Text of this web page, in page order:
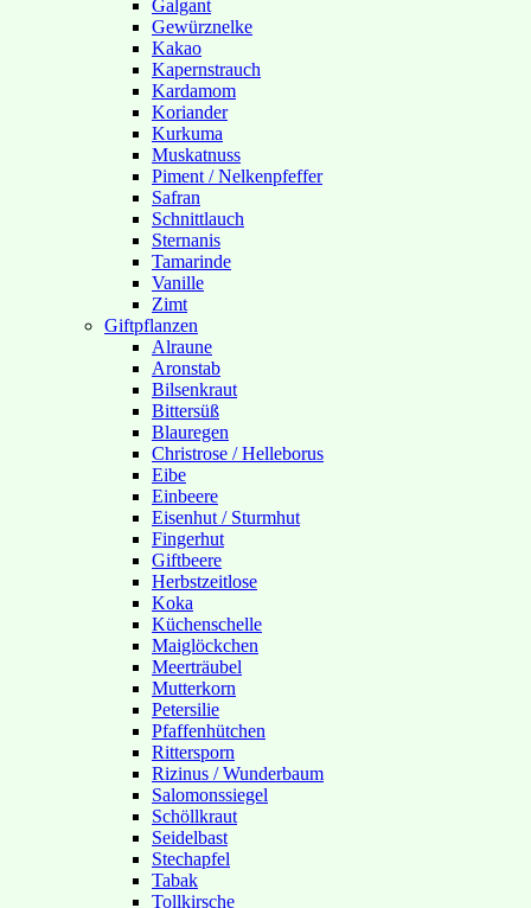
Galgant
Gewürznelke
Kakao
Kapernstrauch
Kardamom
Koriander
Kurkuma
Muskatnuss
Piment / Nelkenpfeffer
Safran
Schnittlauch
Sternanis
Tamarinde
Vanille
Zimt
Giftpflanzen
Alraune
Aronstab
Bilsenkraut
Bittersüß
Blauregen
Christrose / Helleborus
Eibe
Einbeere
Eisenhut / Sturmhut
Fingerhut
Giftbeere
Herbstzeitlose
Koka
Küchenschelle
Maiglöckchen
Meerträubel
Mutterkorn
Petersilie
Pfaffenhütchen
Rittersporn
Rizinus / Wunderbaum
Salomonssiegel
Schöllkraut
Seidelbast
Stechapfel
Tabak
Tollkirsche